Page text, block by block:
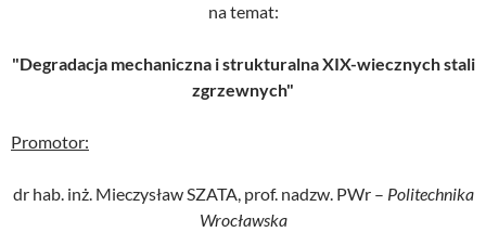
na temat:
"Degradacja mechaniczna i strukturalna XIX-wiecznych stali
zgrzewnych"
Promotor:
dr hab. inż. Mieczysław SZATA, prof. nadzw. PWr – Politechnika
Wrocławska